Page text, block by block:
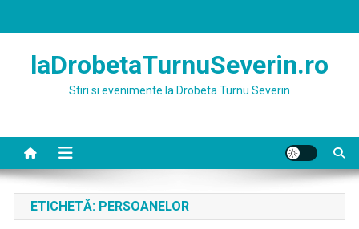
laDrobetaTurnuSeverin.ro
Stiri si evenimente la Drobeta Turnu Severin
ETICHETĂ: PERSOANELOR